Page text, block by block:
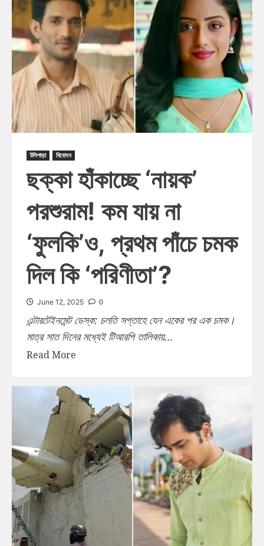
টলিপাড়া বিনোদন
ছক্কা হাঁকাচ্ছে ‘নায়ক’
পরশুরাম! কম যায় না
‘ফুলকি’ও, প্রথম পাঁচে চমক
দিল কি ‘পরিণীতা’?
June 12, 2025 0
এন্টারটেইনমেন্ট ডেস্ক: চলতি সপ্তাহে যেন একের পর এক চমক।
মাত্র সাত দিনের মধ্যেই টিআরপি তালিকায়...
Read More